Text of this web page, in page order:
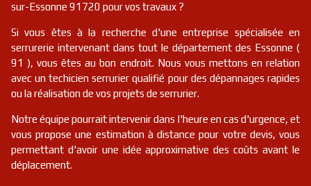
sur-Essonne 91720 pour vos travaux ?
Si vous êtes à la recherche d'une entreprise spécialisée en
serrurerie intervenant dans tout le département des Essonne (
91 ), vous êtes au bon endroit. Nous vous mettons en relation
avec un techicien serrurier qualifié pour des dépannages rapides
ou la réalisation de vos projets de serrurier.
Notre équipe pourrait intervenir dans l'heure en cas d'urgence, et
vous propose une estimation à distance pour votre devis, vous
permettant d'avoir une idée approximative des coûts avant le
déplacement.